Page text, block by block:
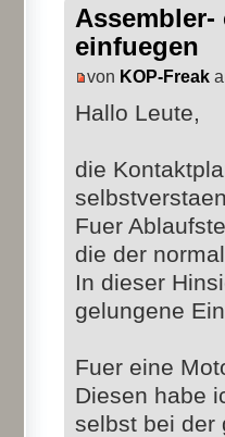
einfuegen
von KOP-Freak
Hallo Leute,
die
Fuer
die der
In dieser
gelungene
Fuer eine
Diesen habe
selbst bei der